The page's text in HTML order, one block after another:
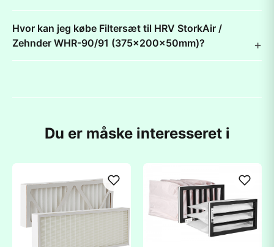
Hvor kan jeg købe Filtersæt til HRV StorkAir /
Zehnder WHR-90/91 (375x200x50mm)?
Du er måske interesseret i